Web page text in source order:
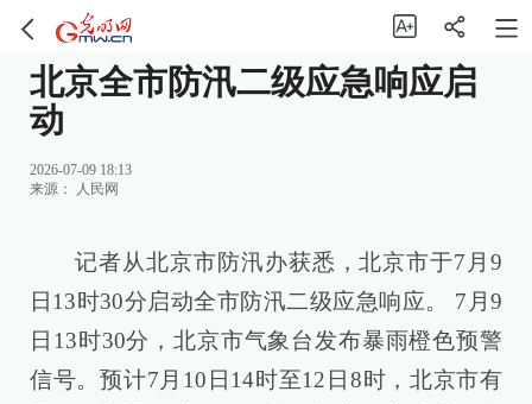
北京全市防汛二级应急响应启
动
2026-07-09 18:13
来源：
人民网
记者从北京市防汛办获悉，北京市于7月9
日13时30分启动全市防汛二级应急响应。 7月9
日13时30分，北京市气象台发布暴雨橙色预警
信号。预计7月10日14时至12日8时，北京市有